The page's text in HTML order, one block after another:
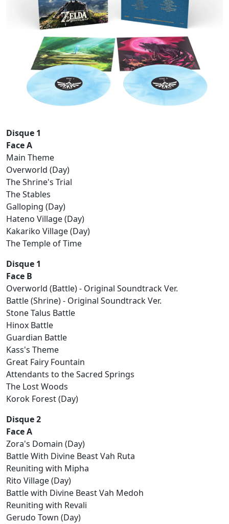
Disque 1
Face A
Main Theme
Overworld (Day)
The Shrine's Trial
The Stables
Galloping (Day)
Hateno Village (Day)
Kakariko Village (Day)
The Temple of Time
Disque 1
Face B
Overworld (Battle) - Original Soundtrack Ver.
Battle (Shrine) - Original Soundtrack Ver.
Stone Talus Battle
Hinox Battle
Guardian Battle
Kass's Theme
Great Fairy Fountain
Attendants to the Sacred Springs
The Lost Woods
Korok Forest (Day)
Disque 2
Face A
Zora's Domain (Day)
Battle With Divine Beast Vah Ruta
Reuniting with Mipha
Rito Village (Day)
Battle with Divine Beast Vah Medoh
Reuniting with Revali
Gerudo Town (Day)